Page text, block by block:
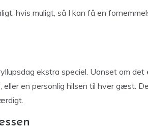
hvis muligt, så I kan få en
ekstra speciel. Uanset om
en personlig hilsen til hver gæst.